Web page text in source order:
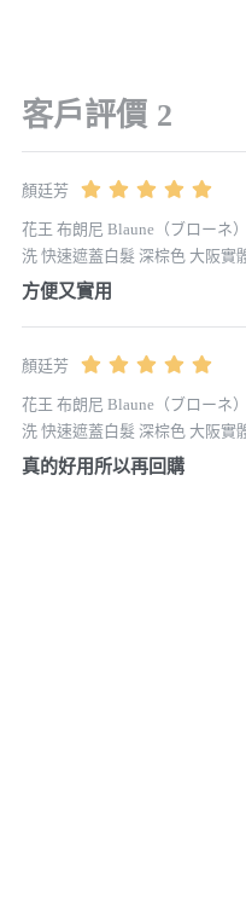
客戶評價 2
顏廷芳
花王 布朗尼 Blaune（ブローネ
洗 快速遮蓋白髮 深棕色 大阪實
方便又實用
顏廷芳
花王 布朗尼 Blaune（ブローネ
洗 快速遮蓋白髮 深棕色 大阪實
真的好用所以再回購